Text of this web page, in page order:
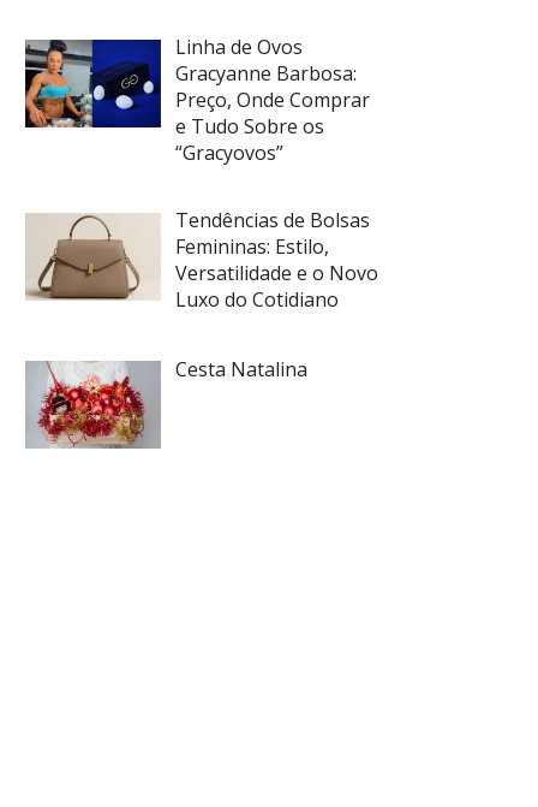
Linha de Ovos
Gracyanne Barbosa:
Preço, Onde Comprar
e Tudo Sobre os
“Gracyovos”
Tendências de Bolsas
Femininas: Estilo,
Versatilidade e o Novo
Luxo do Cotidiano
Cesta Natalina